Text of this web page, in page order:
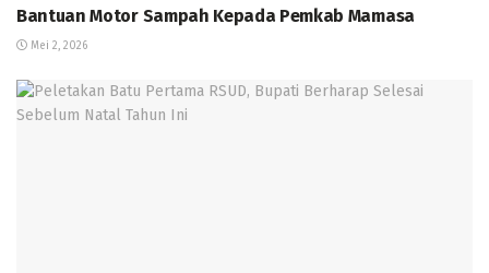
Bantuan Motor Sampah Kepada Pemkab Mamasa
Mei 2, 2026